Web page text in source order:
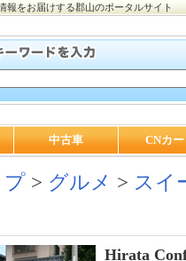
報をお届けする郡山のポータルサイト
中古車 CNカ
プ > グルメ > スイ
Hirata